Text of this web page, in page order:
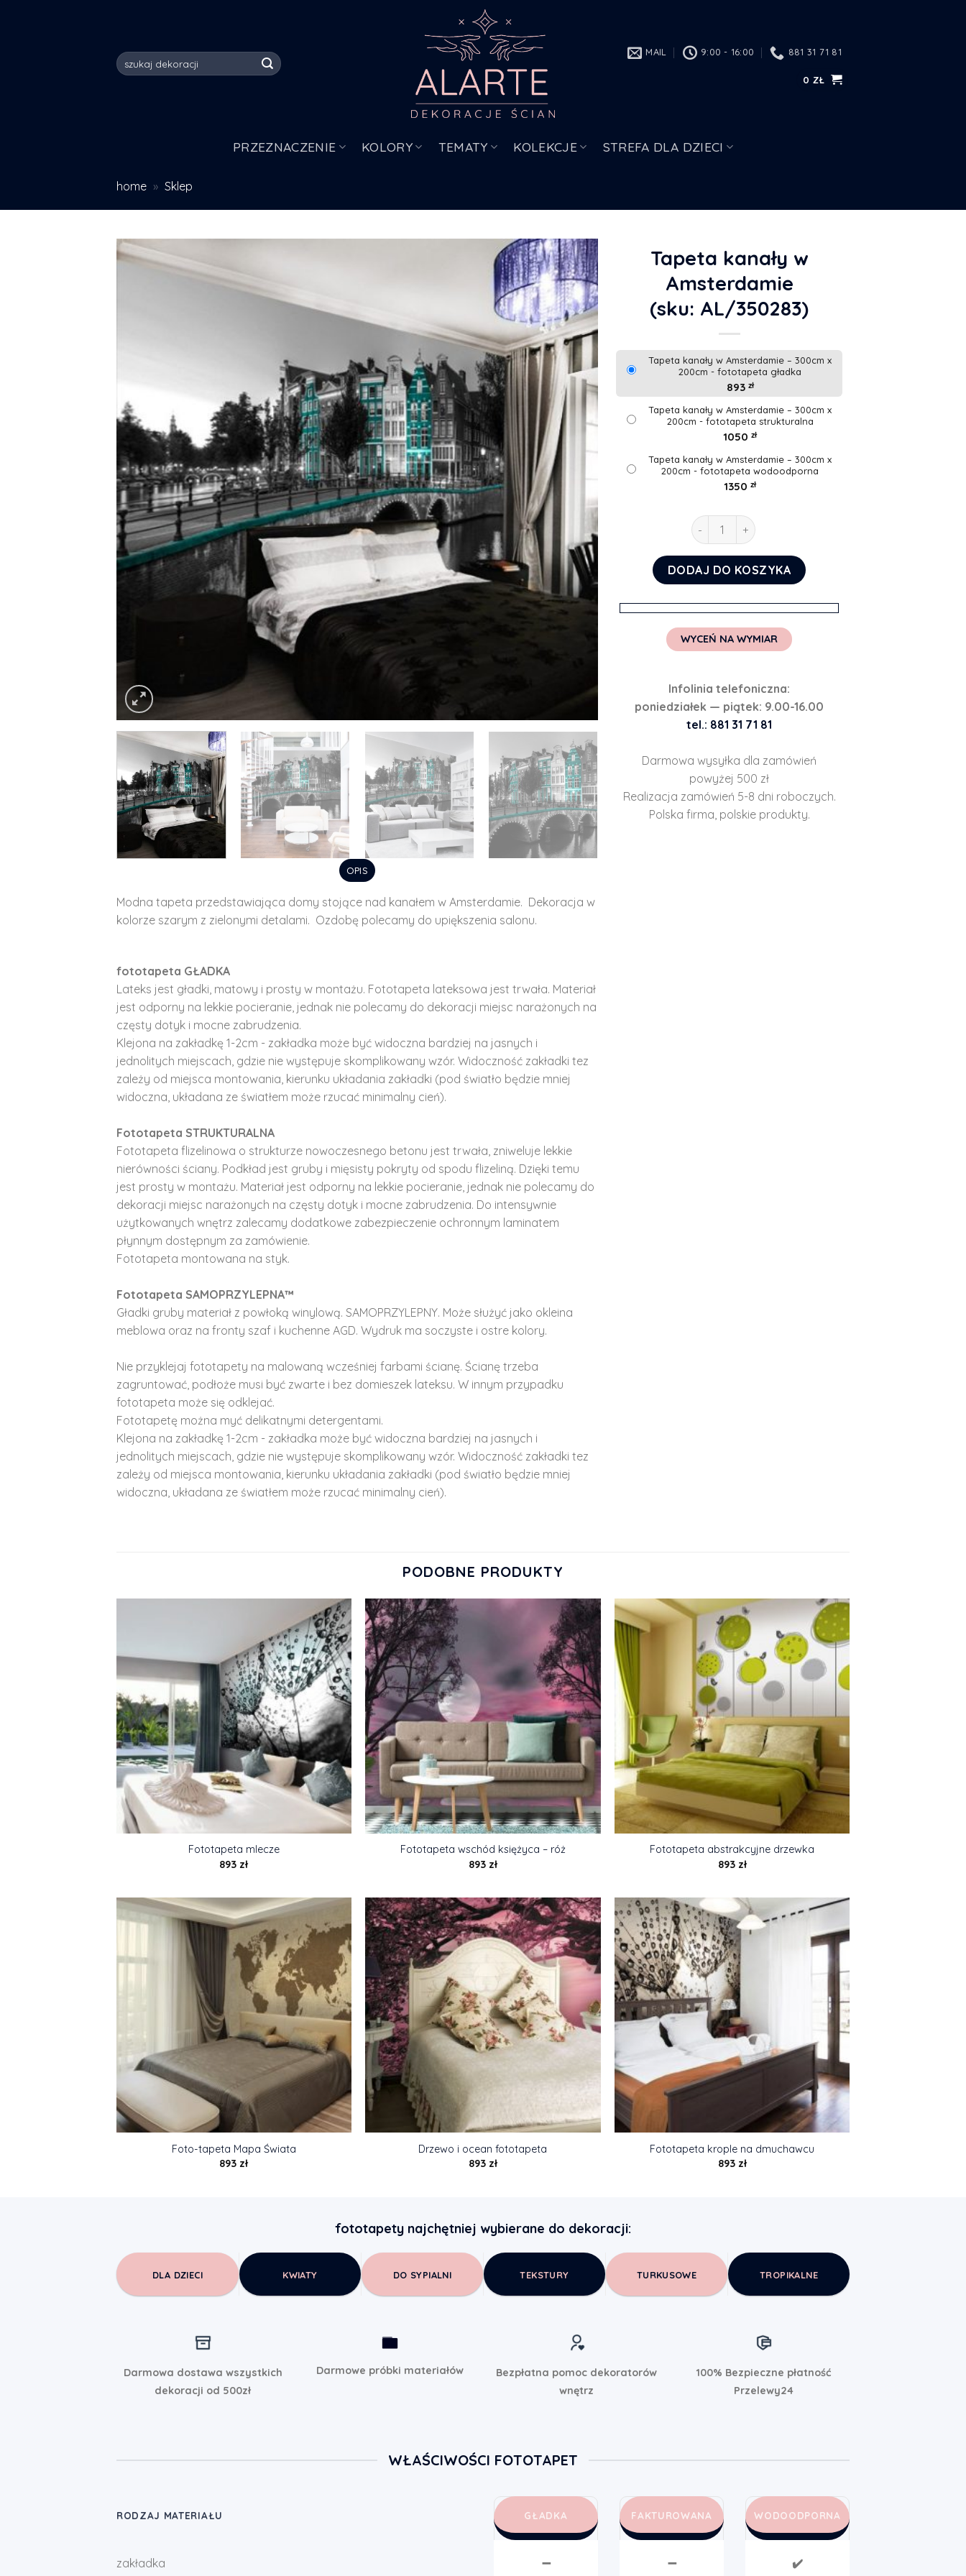
Szukaj:
MAIL 9:00 - 16:00 881 31 71 81
0 ZŁ
PRZEZNACZENIE KOLORY TEMATY KOLEKCJE STREFA DLA DZIECI
home » Sklep
OPIS
Modna tapeta przedstawiająca domy stojące nad kanałem w Amsterdamie. Dekoracja w
kolorze szarym z zielonymi detalami. Ozdobę polecamy do upiększenia salonu.
fototapeta GŁADKA
Lateks jest gładki, matowy i prosty w montażu. Fototapeta lateksowa jest trwała. Materiał
jest odporny na lekkie pocieranie, jednak nie polecamy do dekoracji miejsc narażonych na
częsty dotyk i mocne zabrudzenia.
Klejona na zakładkę 1-2cm - zakładka może być widoczna bardziej na jasnych i
jednolitych miejscach, gdzie nie występuje skomplikowany wzór. Widoczność zakładki tez
zależy od miejsca montowania, kierunku układania zakładki (pod światło będzie mniej
widoczna, układana ze światłem może rzucać minimalny cień).
Fototapeta STRUKTURALNA
Fototapeta flizelinowa o strukturze nowoczesnego betonu jest trwała, zniweluje lekkie
nierówności ściany. Podkład jest gruby i mięsisty pokryty od spodu flizeliną. Dzięki temu
jest prosty w montażu. Materiał jest odporny na lekkie pocieranie, jednak nie polecamy do
dekoracji miejsc narażonych na częsty dotyk i mocne zabrudzenia. Do intensywnie
użytkowanych wnętrz zalecamy dodatkowe zabezpieczenie ochronnym laminatem
płynnym dostępnym za zamówienie.
Fototapeta montowana na styk.
Fototapeta SAMOPRZYLEPNA™
Gładki gruby materiał z powłoką winylową. SAMOPRZYLEPNY. Może służyć jako okleina
meblowa oraz na fronty szaf i kuchenne AGD. Wydruk ma soczyste i ostre kolory.
Nie przyklejaj fototapety na malowaną wcześniej farbami ścianę. Ścianę trzeba
zagruntować, podłoże musi być zwarte i bez domieszek lateksu. W innym przypadku
fototapeta może się odklejać.
Fototapetę można myć delikatnymi detergentami.
Klejona na zakładkę 1-2cm - zakładka może być widoczna bardziej na jasnych i
jednolitych miejscach, gdzie nie występuje skomplikowany wzór. Widoczność zakładki tez
zależy od miejsca montowania, kierunku układania zakładki (pod światło będzie mniej
widoczna, układana ze światłem może rzucać minimalny cień).
Tapeta kanały w
Amsterdamie
(sku: AL/350283)
Tapeta kanały w Amsterdamie – 300cm x
200cm - fototapeta gładka
893 zł
Tapeta kanały w Amsterdamie – 300cm x
200cm - fototapeta strukturalna
1050 zł
Tapeta kanały w Amsterdamie – 300cm x
200cm - fototapeta wodoodporna
1350 zł
ilość Tapeta kanały w Amsterdamie
DODAJ DO KOSZYKA
WYCEŃ NA WYMIAR
Infolinia telefoniczna:
poniedziałek — piątek: 9.00-16.00
tel.: 881 31 71 81
Darmowa wysyłka dla zamówień
powyżej 500 zł
Realizacja zamówień 5-8 dni roboczych.
Polska firma, polskie produkty.
PODOBNE PRODUKTY
Fototapeta mlecze
893 zł
Fototapeta wschód księżyca – róż
893 zł
Fototapeta abstrakcyjne drzewka
893 zł
Foto-tapeta Mapa Świata
893 zł
Drzewo i ocean fototapeta
893 zł
Fototapeta krople na dmuchawcu
893 zł
fototapety najchętniej wybierane do dekoracji:
DLA DZIECI KWIATY DO SYPIALNI TEKSTURY TURKUSOWE TROPIKALNE
Darmowa dostawa wszystkich
dekoracji od 500zł
Darmowe próbki materiałów
Bezpłatna pomoc dekoratorów
wnętrz
100% Bezpieczne płatność
Przelewy24
WŁAŚCIWOŚCI FOTOTAPET
RODZAJ MATERIAŁU
zakładka
GŁADKA
➖
FAKTUROWANA
➖
WODOODPORNA
✔️